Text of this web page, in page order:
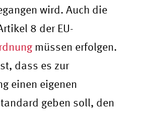
wird. Auch die
8 der EU-
müssen erfolgen.
dass es zur
einen eigenen
geben soll, den